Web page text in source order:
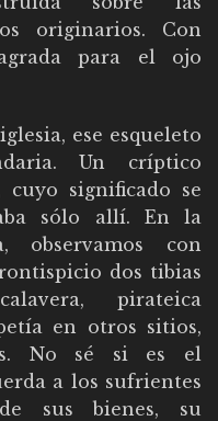
originarios. Con
para el ojo
ese esqueleto
Un críptico
cuyo significado se
sólo allí. En la
observamos con
dos tibias
pirateica
en otros sitios,
No sé si es el
a los sufrientes
sus bienes, su